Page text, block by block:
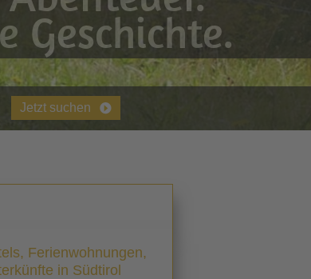
Geschichte.
Jetzt suchen
Ferienwohnungen,
in Südtirol